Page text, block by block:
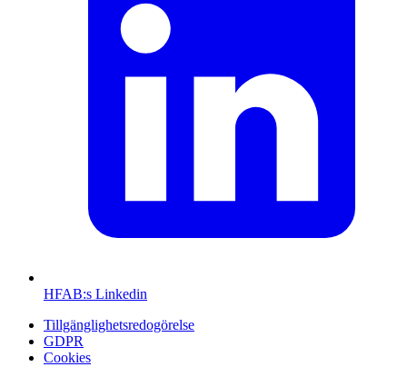
HFAB:s Linkedin
Tillgänglighetsredogörelse
GDPR
Cookies